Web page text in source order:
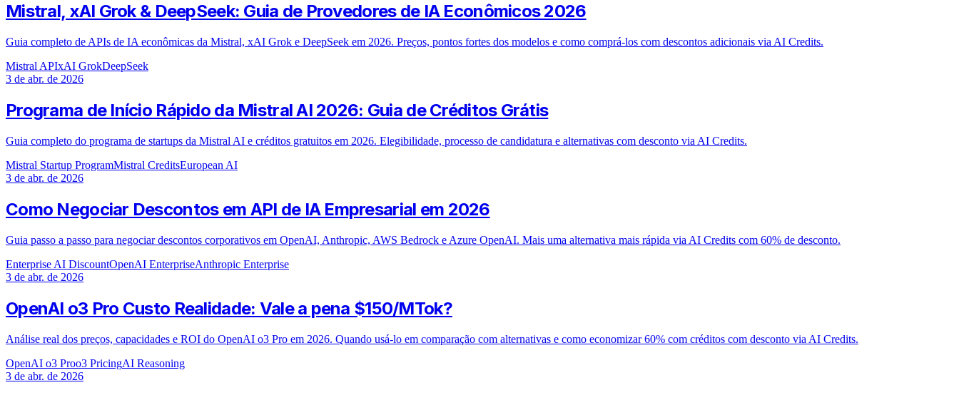
Mistral, xAI Grok & DeepSeek: Guia de Provedores de IA Econômicos 2026
Guia completo de APIs de IA econômicas da Mistral, xAI Grok e DeepSeek em 2026. Preços, pontos fortes dos modelos e como comprá-los com descontos adicionais via AI Credits.
Mistral APIxAI GrokDeepSeek
3 de abr. de 2026
Programa de Início Rápido da Mistral AI 2026: Guia de Créditos Grátis
Guia completo do programa de startups da Mistral AI e créditos gratuitos em 2026. Elegibilidade, processo de candidatura e alternativas com desconto via AI Credits.
Mistral Startup ProgramMistral CreditsEuropean AI
3 de abr. de 2026
Como Negociar Descontos em API de IA Empresarial em 2026
Guia passo a passo para negociar descontos corporativos em OpenAI, Anthropic, AWS Bedrock e Azure OpenAI. Mais uma alternativa mais rápida via AI Credits com 60% de desconto.
Enterprise AI DiscountOpenAI EnterpriseAnthropic Enterprise
3 de abr. de 2026
OpenAI o3 Pro Custo Realidade: Vale a pena $150/MTok?
Análise real dos preços, capacidades e ROI do OpenAI o3 Pro em 2026. Quando usá-lo em comparação com alternativas e como economizar 60% com créditos com desconto via AI Credits.
OpenAI o3 Proo3 PricingAI Reasoning
3 de abr. de 2026